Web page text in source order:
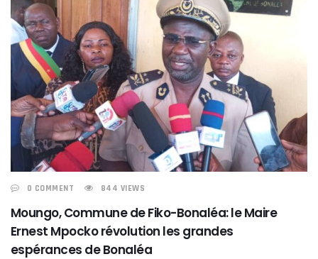
0 COMMENT 844 VIEWS
Moungo, Commune de Fiko-Bonaléa: le Maire
Ernest Mpocko révolution les grandes
espérances de Bonaléa